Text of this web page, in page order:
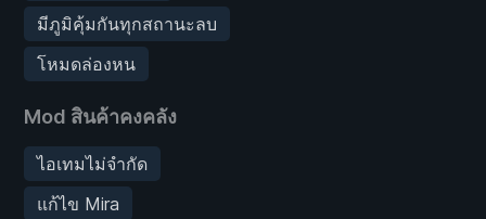
มีภูมิคุ้มกันทุกสถานะลบ
โหมดล่องหน
Mod สินค้าคงคลัง
ไอเทมไม่จำกัด
แก้ไข Mira